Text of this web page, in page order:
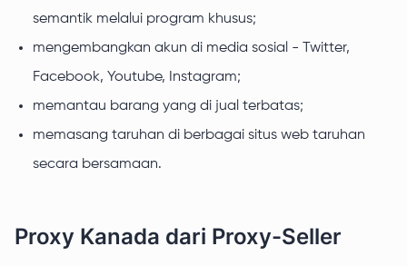
semantik melalui program khusus;
mengembangkan akun di media sosial - Twitter,
Facebook, Youtube, Instagram;
memantau barang yang di jual terbatas;
memasang taruhan di berbagai situs web taruhan
secara bersamaan.
Proxy Kanada dari Proxy-Seller